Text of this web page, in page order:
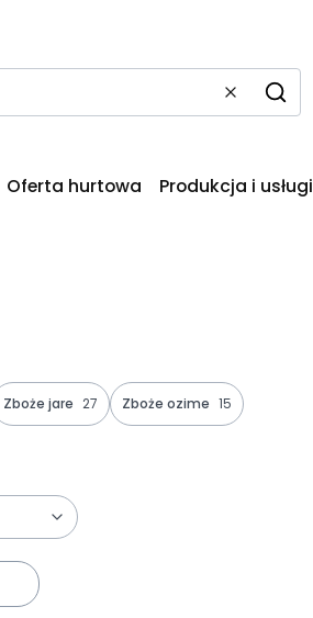
WyczyśćSzukaj
Oferta hurtowa Produkcja i usługi
Zboże jare 27 Zboże ozime 15